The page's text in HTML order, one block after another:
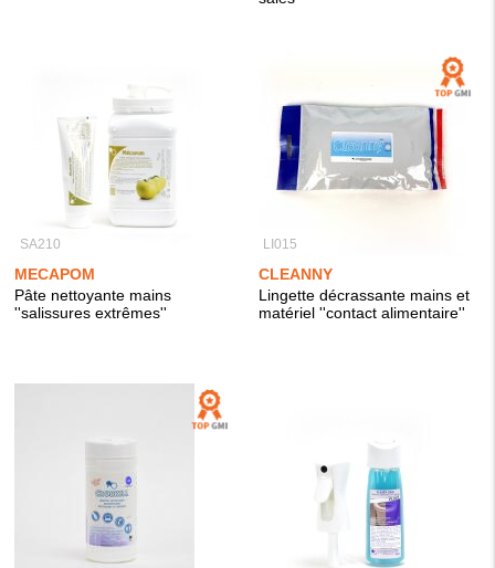
SA210
MECAPOM
Pâte nettoyante mains
''salissures extrêmes''
LI015
CLEANNY
Lingette décrassante mains et
matériel ''contact alimentaire''